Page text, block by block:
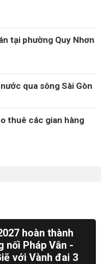
tại phường Quy Nhơn
qua sông Sài Gòn
thuê các gian hàng
hoàn thành
nối Pháp Vân -
với Vành đai 3